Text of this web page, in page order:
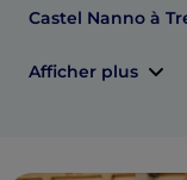
Castel Nanno à
Afficher plus